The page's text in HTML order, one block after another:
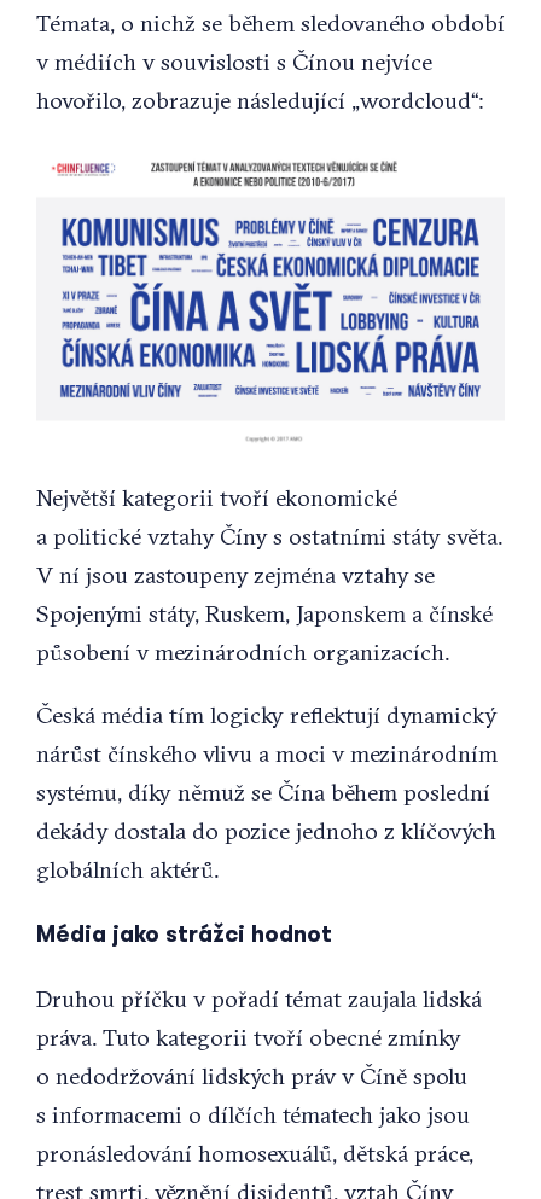
Témata, o nichž se během sledovaného období
v médiích v souvislosti s Čínou nejvíce
hovořilo, zobrazuje následující „wordcloud“:
Největší kategorii tvoří ekonomické
a politické vztahy Číny s ostatními státy světa.
V ní jsou zastoupeny zejména vztahy se
Spojenými státy, Ruskem, Japonskem a čínské
působení v mezinárodních organizacích.
Česká média tím logicky reflektují dynamický
nárůst čínského vlivu a moci v mezinárodním
systému, díky němuž se Čína během poslední
dekády dostala do pozice jednoho z klíčových
globálních aktérů.
Média jako strážci hodnot
Druhou příčku v pořadí témat zaujala lidská
práva. Tuto kategorii tvoří obecné zmínky
o nedodržování lidských práv v Číně spolu
s informacemi o dílčích tématech jako jsou
pronásledování homosexuálů, dětská práce,
trest smrti, věznění disidentů, vztah Číny